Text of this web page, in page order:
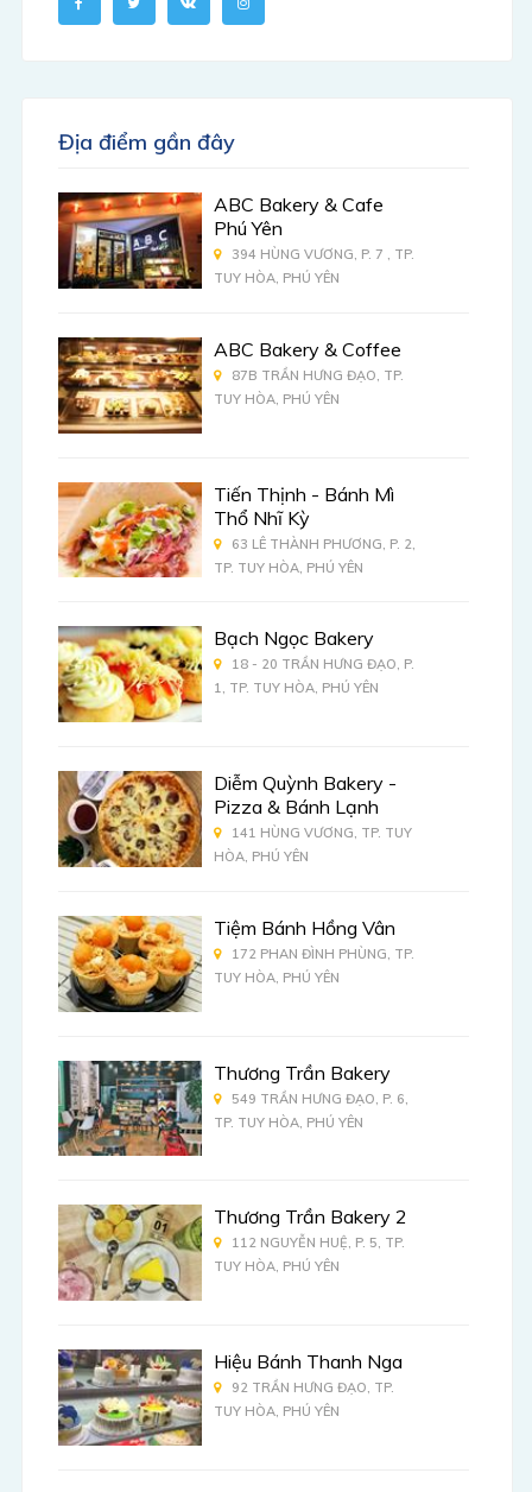
Địa điểm gần đây
ABC Bakery & Cafe
Phú Yên
394 HÙNG VƯƠNG, P. 7 , TP.
TUY HÒA, PHÚ YÊN
ABC Bakery & Coffee
87B TRẦN HƯNG ĐẠO, TP.
TUY HÒA, PHÚ YÊN
Tiến Thịnh - Bánh Mì
Thổ Nhĩ Kỳ
63 LÊ THÀNH PHƯƠNG, P. 2,
TP. TUY HÒA, PHÚ YÊN
Bạch Ngọc Bakery
18 - 20 TRẦN HƯNG ĐẠO, P.
1, TP. TUY HÒA, PHÚ YÊN
Diễm Quỳnh Bakery -
Pizza & Bánh Lạnh
141 HÙNG VƯƠNG, TP. TUY
HÒA, PHÚ YÊN
Tiệm Bánh Hồng Vân
172 PHAN ĐÌNH PHÙNG, TP.
TUY HÒA, PHÚ YÊN
Thương Trần Bakery
549 TRẦN HƯNG ĐẠO, P. 6,
TP. TUY HÒA, PHÚ YÊN
Thương Trần Bakery 2
112 NGUYỄN HUỆ, P. 5, TP.
TUY HÒA, PHÚ YÊN
Hiệu Bánh Thanh Nga
92 TRẦN HƯNG ĐẠO, TP.
TUY HÒA, PHÚ YÊN